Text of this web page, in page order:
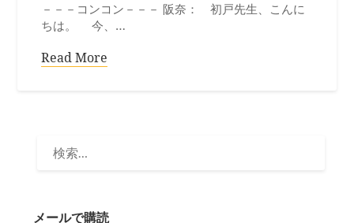
－－－コンコン－－－ 阪奈： 初戸先生、こんに
ちは。 今、…
Read More
メールで購読